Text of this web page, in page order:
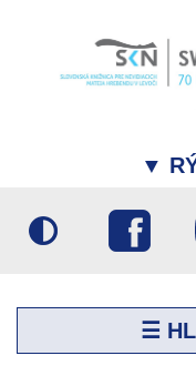
▼
☰